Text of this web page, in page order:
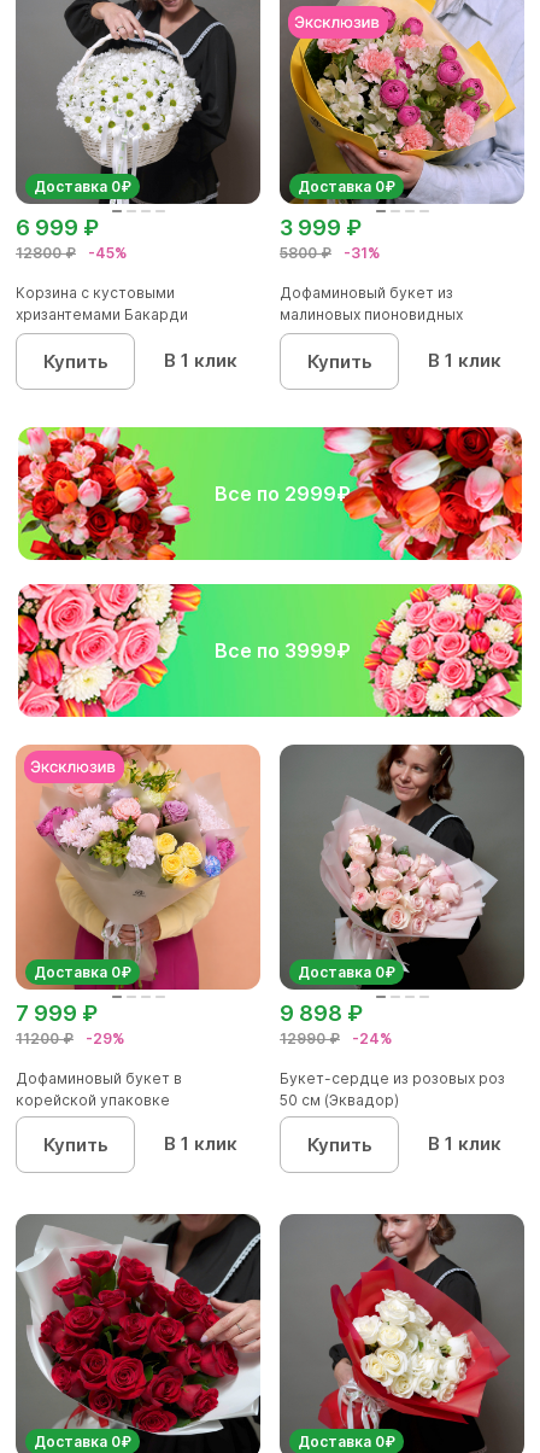
Доставка 0₽
12800 ₽ -45%
6 999 ₽
Корзина с кустовыми
хризантемами Бакарди
(ромашка) в бе...
Купить В 1 клик
Доставка 0₽
5800 ₽ -31%
3 999 ₽
Дофаминовый букет из
малиновых пионовидных
кустовых роз...
Купить В 1 клик
Все по 2999₽
Все по 3999₽
Доставка 0₽
11200 ₽ -29%
7 999 ₽
Дофаминовый букет в
корейской упаковке
Купить В 1 клик
Доставка 0₽
12990 ₽ -24%
9 898 ₽
Букет-сердце из розовых роз
50 см (Эквадор)
Купить В 1 клик
Доставка 0₽ Доставка 0₽